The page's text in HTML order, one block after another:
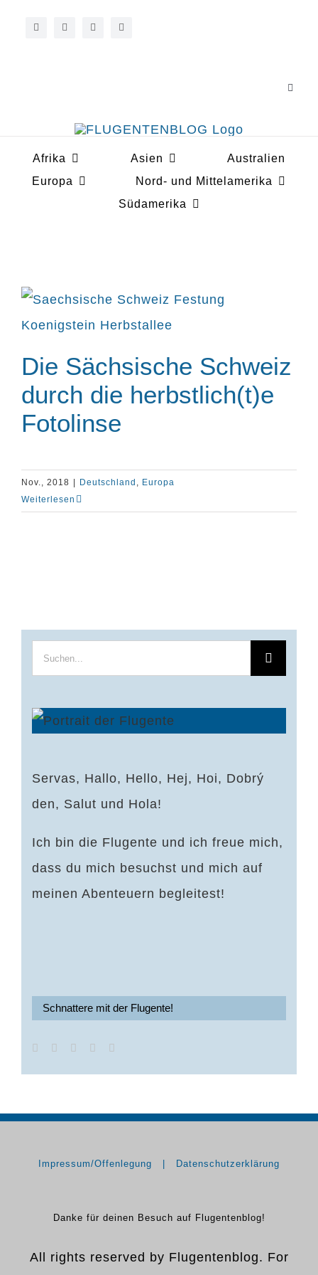
Toggle
Afrika Asien
Australien
Europa
Nord- und Mittelamerika
Südamerika
Die Sächsische Schweiz
durch die herbstlich(t)e
Fotolinse
Nov., 2018 Deutschland , Europa
Weiterlesen
Suche
nach:
Servas, Hallo, Hello, Hej, Hoi, Dobrý
den, Salut und Hola!
Ich bin die Flugente und ich freue mich,
dass du mich besuchst und mich auf
meinen Abenteuern begleitest!
Schnattere mit der Flugente!
Impressum/Offenlegung Datenschutzerklärung
Danke für deinen Besuch auf Flugentenblog!
All rights reserved by Flugentenblog. For